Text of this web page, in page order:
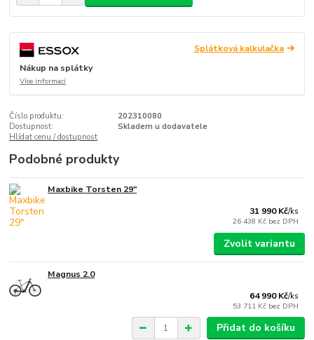
Splátková kalkulačka
Nákup na splátky
Více informací
Číslo produktu:
202310080
Dostupnost:
Skladem u dodavatele
Hlídat cenu / dostupnost
Podobné produkty
Maxbike Torsten 29"
31 990 Kč/ks
26 438 Kč bez DPH
Zvolit variantu
Magnus 2.0
64 990 Kč/ks
53 711 Kč bez DPH
Přidat do košíku